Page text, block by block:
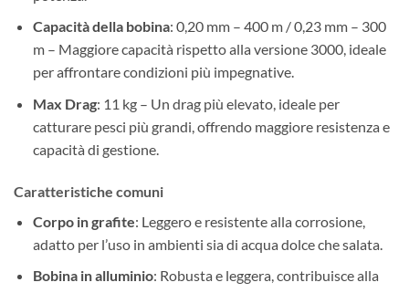
Capacità della bobina: 0,20 mm – 400 m / 0,23 mm – 300
m – Maggiore capacità rispetto alla versione 3000, ideale
per affrontare condizioni più impegnative.
Max Drag: 11 kg – Un drag più elevato, ideale per
catturare pesci più grandi, offrendo maggiore resistenza e
capacità di gestione.
Caratteristiche comuni
Corpo in grafite: Leggero e resistente alla corrosione,
adatto per l’uso in ambienti sia di acqua dolce che salata.
Bobina in alluminio: Robusta e leggera, contribuisce alla